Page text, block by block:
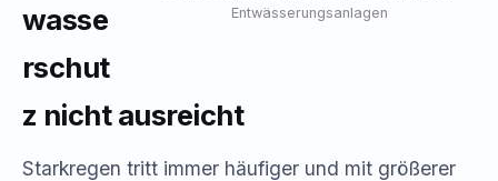
Entwässerungsanlagen
wasse
rschut
z nicht ausreicht
Starkregen tritt immer häufiger und mit größerer